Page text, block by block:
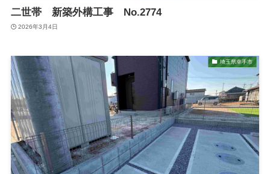
二世帯 新築外構工事 No.2774
2026年3月4日
埼玉県幸手市